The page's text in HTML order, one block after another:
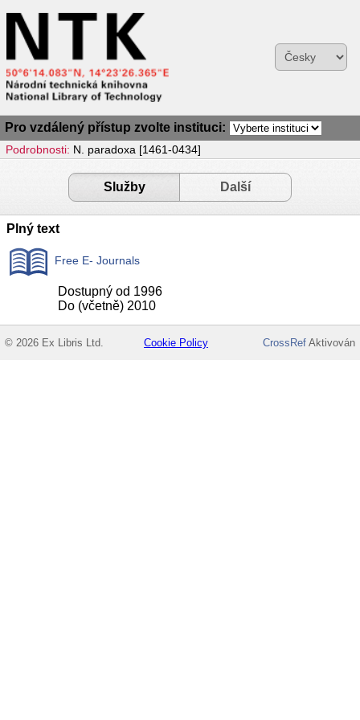
Pro vzdálený přístup zvolte instituci:
Podrobnosti: N. paradoxa [1461-0434]
Služby Další
Plný text
Free E- Journals
Dostupný od 1996
Do (včetně) 2010
© 2026 Ex Libris Ltd. Cookie Policy CrossRefAktivován